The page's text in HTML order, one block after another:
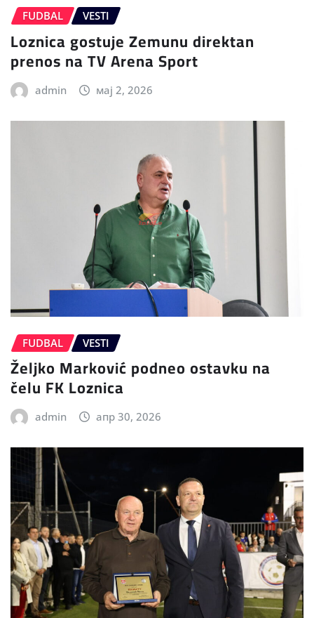
FUDBAL VESTI
Loznica gostuje Zemunu direktan
prenos na TV Arena Sport
admin мај 2, 2026
FUDBAL VESTI
Željko Marković podneo ostavku na
čelu FK Loznica
admin апр 30, 2026